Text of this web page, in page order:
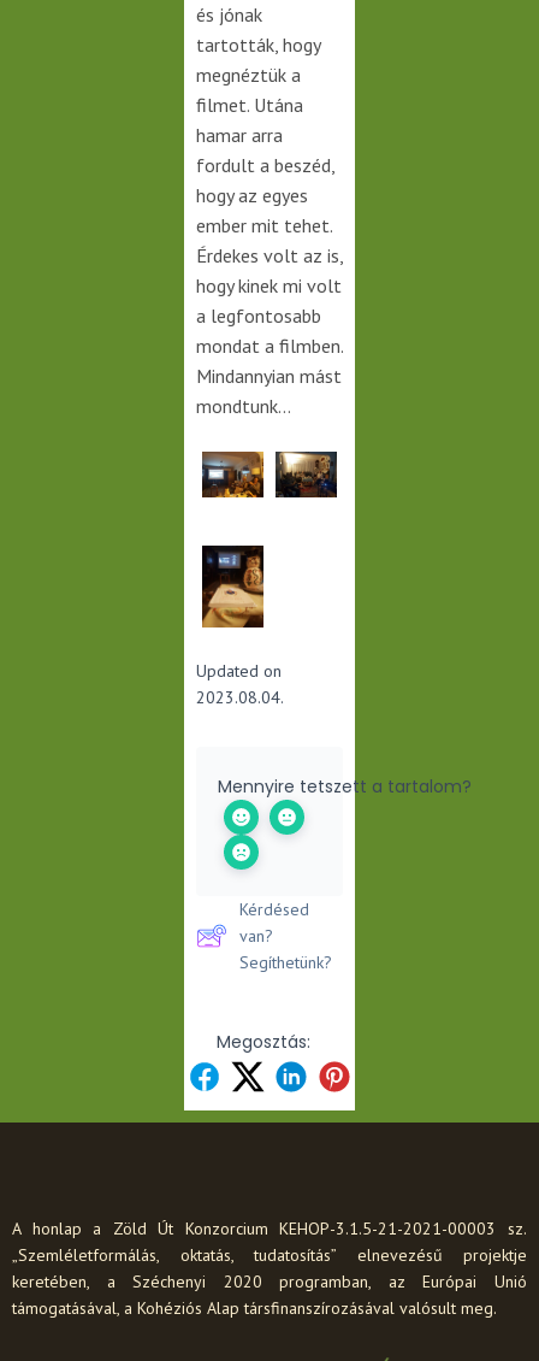
és jónak
tartották, hogy
megnéztük a
filmet. Utána
hamar arra
fordult a beszéd,
hogy az egyes
ember mit tehet.
Érdekes volt az is,
hogy kinek mi volt
a legfontosabb
mondat a filmben.
Mindannyian mást
mondtunk…
Updated on
2023.08.04.
Mennyire tetszett a tartalom?
Kérdésed
van?
Segíthetünk?
Megosztás:
A honlap a Zöld Út Konzorcium KEHOP-3.1.5-21-2021-00003 sz.
„Szemléletformálás, oktatás, tudatosítás” elnevezésű projektje
keretében, a Széchenyi 2020 programban, az Európai Unió
támogatásával, a Kohéziós Alap társfinanszírozásával valósult meg.